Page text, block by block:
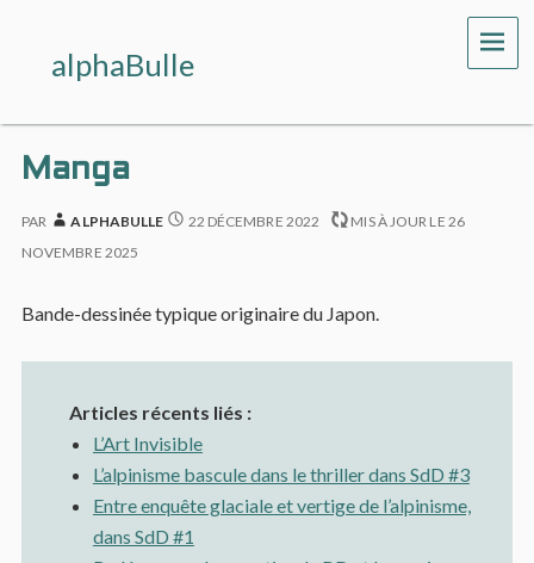
alphaBulle
Manga
PAR ALPHABULLE 22 DÉCEMBRE 2022 MIS À JOUR LE 26
NOVEMBRE 2025
Bande-dessinée typique originaire du Japon.
Articles récents liés :
L’Art Invisible
L’alpinisme bascule dans le thriller dans SdD #3
Entre enquête glaciale et vertige de l’alpinisme,
dans SdD #1